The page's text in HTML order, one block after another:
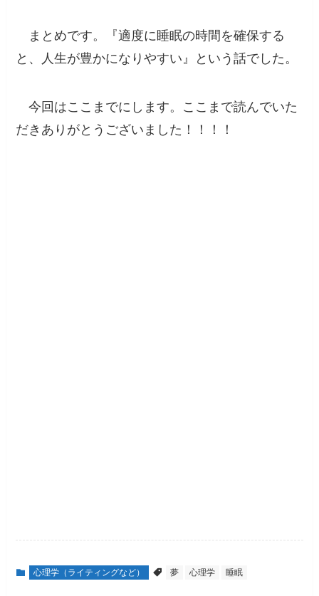
まとめです。『適度に睡眠の時間を確保する
と、人生が豊かになりやすい 』という話でした。
今回はここまでにします。ここまで読んでいた
だきありがとうございました！！！！
心理学（ライティングなど） 夢 心理学 睡眠